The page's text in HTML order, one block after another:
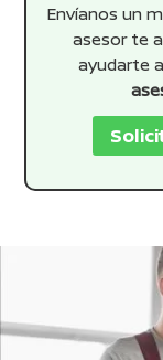
Envíanos un
asesor te
ayudarte